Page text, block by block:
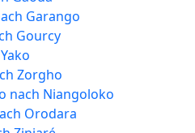
Garango
Gourcy
Zorgho
nach Niangoloko
Orodara